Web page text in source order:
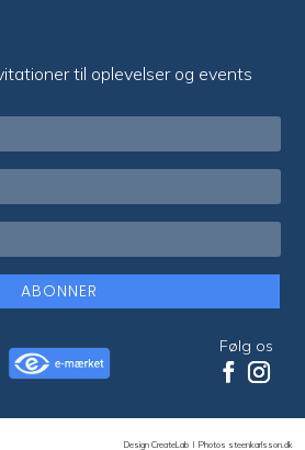
til oplevelser og events
ABONNER
Følg os
Design CreateLab IPhotos steenkarlsson.dk